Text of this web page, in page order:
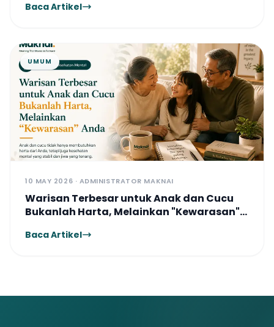
Baca Artikel
UMUM
10 MAY 2026 · ADMINISTRATOR MAKNAI
Warisan Terbesar untuk Anak dan Cucu
Bukanlah Harta, Melainkan "Kewarasan"
Baca Artikel